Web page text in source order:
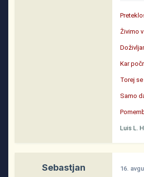
Živimo
Kar
Torej
Samo
Luis L.
Sebastjan 16.